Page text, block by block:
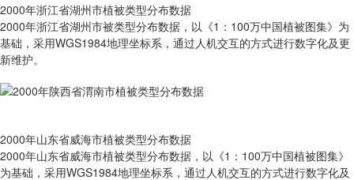
2000年浙江省湖州市植被类型分布数据
2000年浙江省湖州市被类型分布数据，以《1：100万中国植被图集》为
基础，采用WGS1984地理坐标系，通过人机交互的方式进行数字化及更
新维护。
2000年山东省威海市植被类型分布数据
2000年山东省威海市植被类型分布数据，以《1：100万中国植被图集》
为基础，采用WGS1984地理坐标系，通过人机交互的方式进行数字化及